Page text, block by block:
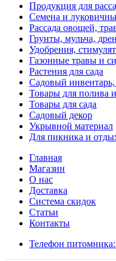
Продукция для
Семена и
Рассада овощей,
Грунты, мульча,
Удобрения,
Газонные травы и
Растения для сада
Садовый инвентарь,
Товары для полива
Товары для сада
Садовый декор
Укрывной материал
Для пикника и
Главная
Магазин
О нас
Доставка
Система скидок
Статьи
Контакты
Телефон